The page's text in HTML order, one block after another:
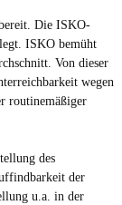
Die ISKO-
ISKO bemüht
Von dieser
wegen
routinemäßiger
des
der
u.a. in der